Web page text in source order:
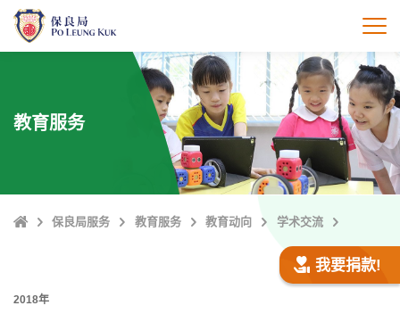
打
教育服务
Home保良局服务 教育服务 教育动向 学术交流
我要捐款!
2018年